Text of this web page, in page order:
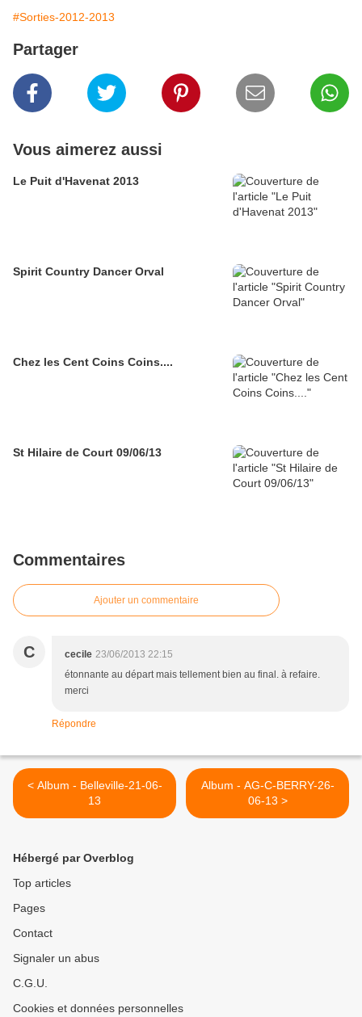
#Sorties-2012-2013
Partager
Vous aimerez aussi
Le Puit d'Havenat 2013
Spirit Country Dancer Orval
Chez les Cent Coins Coins....
St Hilaire de Court 09/06/13
Commentaires
Ajouter un commentaire
C cecile 23/06/2013 22:15
étonnante au départ mais tellement bien au final. à refaire.
merci
Répondre
< Album - Belleville-21-06-
13
Album - AG-C-BERRY-26-
06-13 >
Hébergé par Overblog
Top articles
Pages
Contact
Signaler un abus
C.G.U.
Cookies et données personnelles